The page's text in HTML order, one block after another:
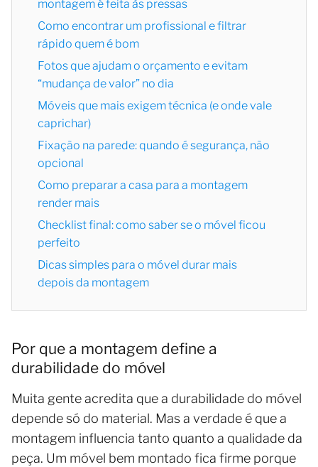
montagem é feita às pressas
Como encontrar um profissional e filtrar
rápido quem é bom
Fotos que ajudam o orçamento e evitam
“mudança de valor” no dia
Móveis que mais exigem técnica (e onde vale
caprichar)
Fixação na parede: quando é segurança, não
opcional
Como preparar a casa para a montagem
render mais
Checklist final: como saber se o móvel ficou
perfeito
Dicas simples para o móvel durar mais
depois da montagem
Por que a montagem define a
durabilidade do móvel
Muita gente acredita que a durabilidade do móvel
depende só do material. Mas a verdade é que a
montagem influencia tanto quanto a qualidade da
peça. Um móvel bem montado fica firme porque